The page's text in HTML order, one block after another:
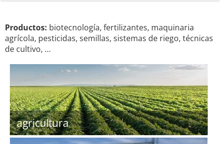
Productos: biotecnología, fertilizantes, maquinaria
agrícola, pesticidas, semillas, sistemas de riego, técnicas
de cultivo, …
agricultura